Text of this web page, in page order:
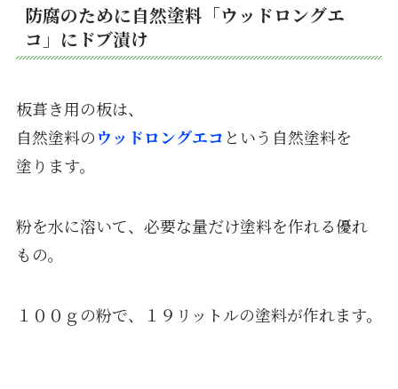
防腐のために自然塗料「ウッドロングエ
コ」にドブ漬け
板葺き用の板は、
自然塗料のウッドロングエコ という自然塗料を
塗ります。
粉を水に溶いて、必要な量だけ塗料を作れる優れ
もの。
１００ｇの粉で、１９リットルの塗料が作れます。